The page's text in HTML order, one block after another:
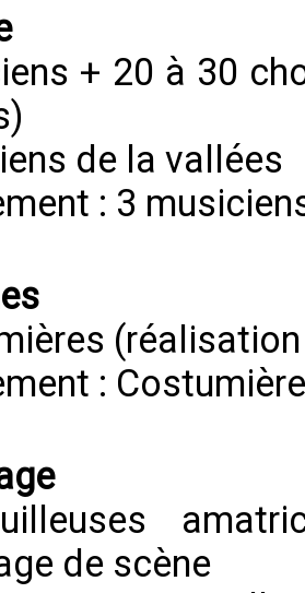
+ 20 à 30
de la vallées
: 3
:
de scène